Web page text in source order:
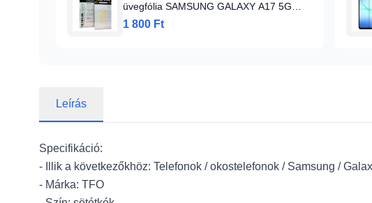
üvegfólia SAMSUNG GALAXY A17 5G
FEKETE
1 800 Ft
Leírás
Specifikáció:
- Illik a következőkhöz: Telefonok / okostelefonok / Samsung /
- Márka: TFO